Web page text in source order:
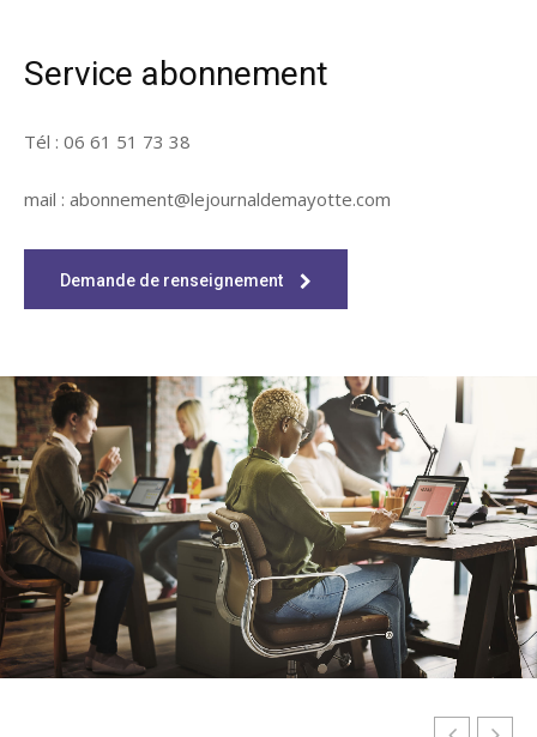
Service abonnement
Tél : 06 61 51 73 38
mail : abonnement@lejournaldemayotte.com
Demande de renseignement